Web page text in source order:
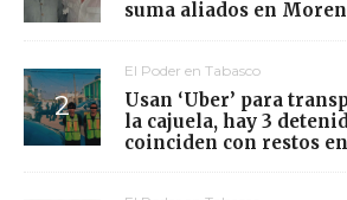
suma aliados en
El Poder en Tabasco
Usan ‘Uber’ para
la cajuela, hay 3
coinciden con restos